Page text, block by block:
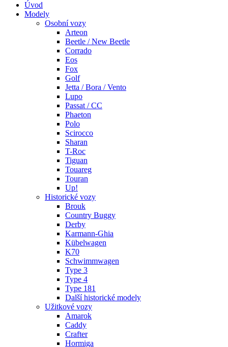
Úvod
Modely
Osobní vozy
Arteon
Beetle / New Beetle
Corrado
Eos
Fox
Golf
Jetta / Bora / Vento
Lupo
Passat / CC
Phaeton
Polo
Scirocco
Sharan
T-Roc
Tiguan
Touareg
Touran
Up!
Historické vozy
Brouk
Country Buggy
Derby
Karmann-Ghia
Kübelwagen
K70
Schwimmwagen
Type 3
Type 4
Type 181
Další historické modely
Užitkové vozy
Amarok
Caddy
Crafter
Hormiga